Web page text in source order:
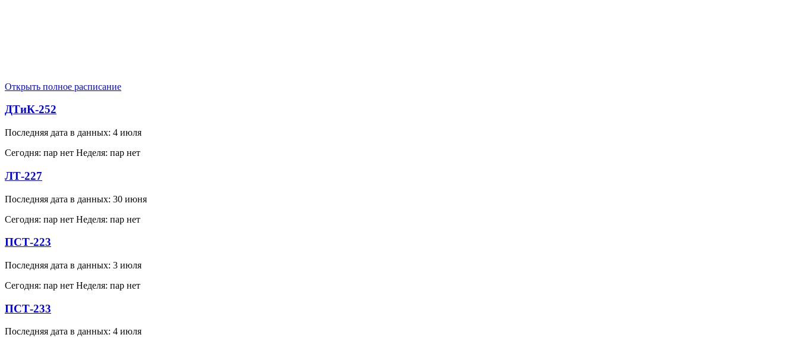
Открыть полное расписание
ДТиК-252
Последняя дата в данных: 4 июля
Сегодня: пар нет Неделя: пар нет
ЛТ-227
Последняя дата в данных: 30 июня
Сегодня: пар нет Неделя: пар нет
ПСТ-223
Последняя дата в данных: 3 июля
Сегодня: пар нет Неделя: пар нет
ПСТ-233
Последняя дата в данных: 4 июля